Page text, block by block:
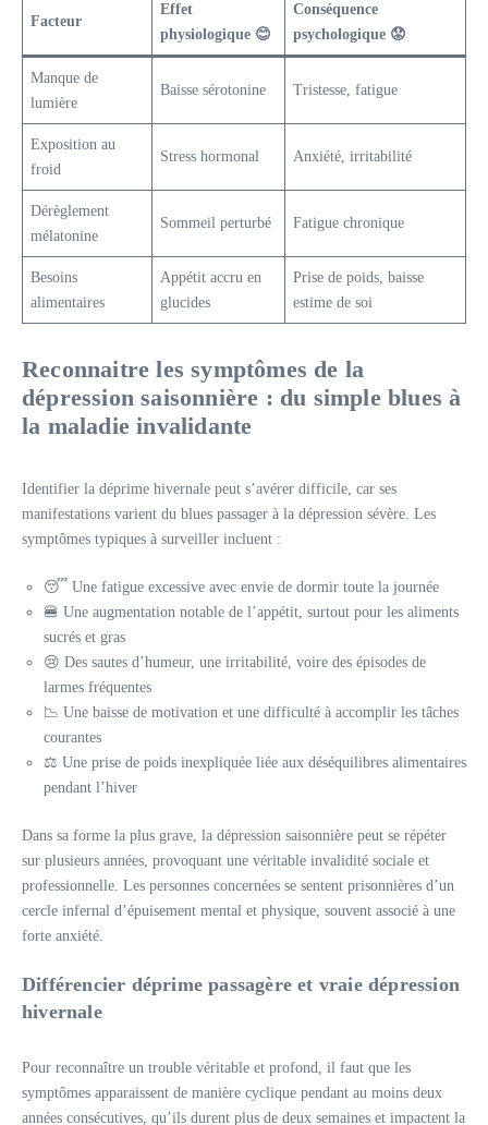
Facteur
Effet
physiologique 😊
Conséquence
psychologique 😟
Manque de
lumière
Baisse sérotonine Tristesse, fatigue
Exposition au
froid
Stress hormonal Anxiété, irritabilité
Dérèglement
mélatonine
Sommeil perturbé Fatigue chronique
Besoins
alimentaires
Appétit accru en
glucides
Prise de poids, baisse
estime de soi
Reconnaitre les symptômes de la
dépression saisonnière : du simple blues à
la maladie invalidante
Identifier la déprime hivernale peut s’avérer difficile, car ses
manifestations varient du blues passager à la dépression sévère. Les
symptômes typiques à surveiller incluent :
😴 Une fatigue excessive avec envie de dormir toute la journée
🍔 Une augmentation notable de l’appétit, surtout pour les aliments
sucrés et gras
😢 Des sautes d’humeur, une irritabilité, voire des épisodes de
larmes fréquentes
📉 Une baisse de motivation et une difficulté à accomplir les tâches
courantes
⚖️ Une prise de poids inexpliquée liée aux déséquilibres alimentaires
pendant l’hiver
Dans sa forme la plus grave, la dépression saisonnière peut se répéter
sur plusieurs années, provoquant une véritable invalidité sociale et
professionnelle. Les personnes concernées se sentent prisonnières d’un
cercle infernal d’épuisement mental et physique, souvent associé à une
forte anxiété.
Différencier déprime passagère et vraie dépression
hivernale
Pour reconnaître un trouble véritable et profond, il faut que les
symptômes apparaissent de manière cyclique pendant au moins deux
années consécutives, qu’ils durent plus de deux semaines et impactent la